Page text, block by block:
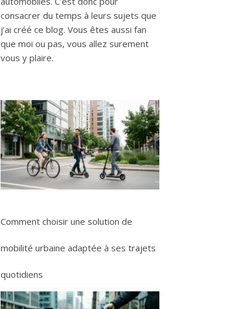
consacrer du temps à leurs sujets que
j’ai créé ce blog. Vous êtes aussi fan
que moi ou pas, vous allez surement
vous y plaire.
Comment choisir une solution de
mobilité urbaine adaptée à ses trajets
quotidiens